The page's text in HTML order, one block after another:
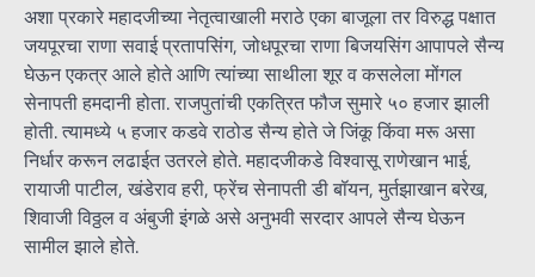
अशा प्रकारे महादजीच्या नेतृत्वाखाली मराठे एका बाजूला तर विरुद्ध पक्षात
जयपूरचा राणा सवाई प्रतापसिंग, जोधपूरचा राणा बिजयसिंग आपापले सैन्य
घेऊन एकत्र आले होते आणि त्यांच्या साथीला शूर व कसलेला मोंगल
सेनापती हमदानी होता. राजपुतांची एकत्रित फौज सुमारे ५० हजार झाली
होती. त्यामध्ये ५ हजार कडवे राठोड सैन्य होते जे जिंकू किंवा मरू असा
निर्धार करून लढाईत उतरले होते. महादजीकडे विश्वासू राणेखान भाई,
रायाजी पाटील, खंडेराव हरी, फ्रेंच सेनापती डी बॉयन, मुर्तझाखान बरेख,
शिवाजी विठ्ठल व अंबुजी इंगळे असे अनुभवी सरदार आपले सैन्य घेऊन
सामील झाले होते.